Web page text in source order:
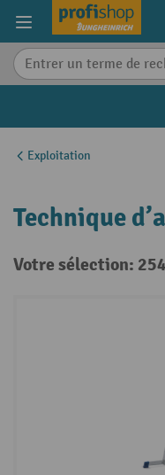
content
Exploitation
Technique
Votre sélection: